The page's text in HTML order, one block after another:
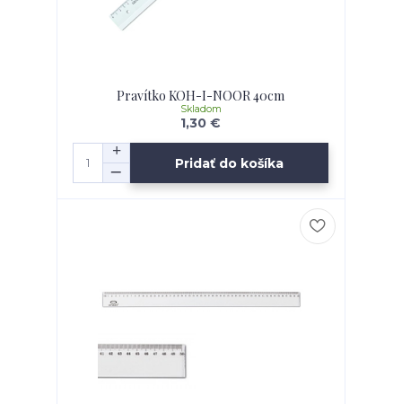
Pravítko KOH-I-NOOR 40cm
1,30 €
Skladom
Pridať do košíka